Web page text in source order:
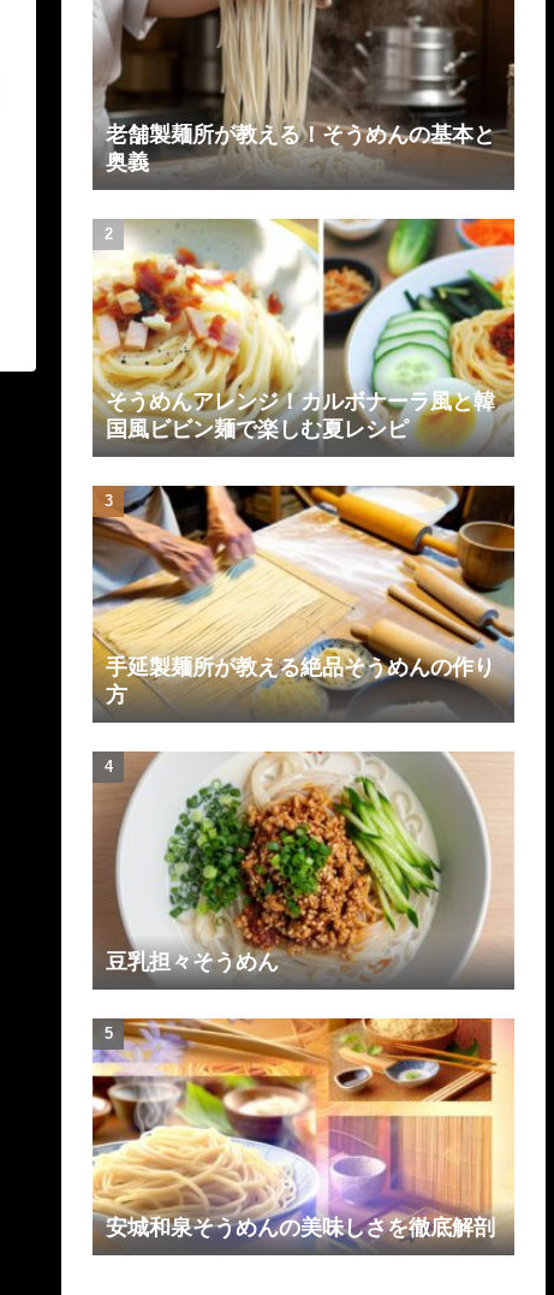
老舗製麺所が教える！そうめんの基本と
奥義
そうめんアレンジ！カルボナーラ風と韓
国風ビビン麺で楽しむ夏レシピ
手延製麺所が教える絶品そうめんの作り
方
豆乳担々そうめん
安城和泉そうめんの美味しさを徹底解剖